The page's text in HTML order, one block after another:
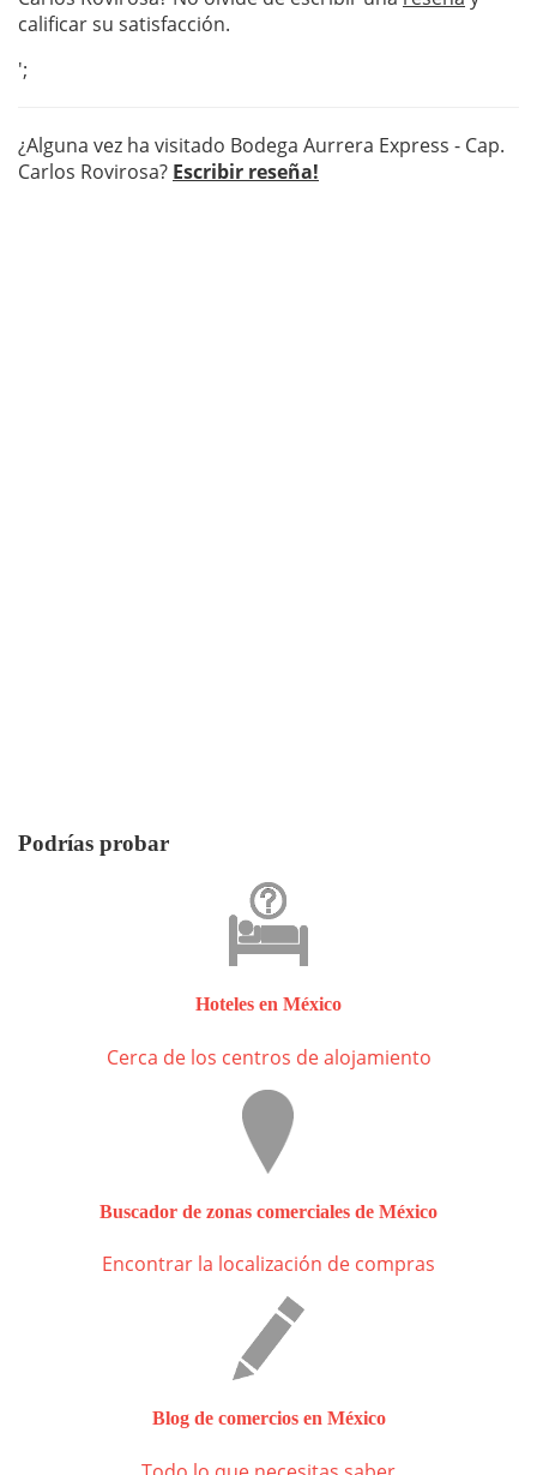
calificar su satisfacción.
';
¿Alguna vez ha visitado Bodega Aurrera Express - Cap.
Carlos Rovirosa? Escribir reseña!
Podrías probar
Hoteles en México
Cerca de los centros de alojamiento
Buscador de zonas comerciales de México
Encontrar la localización de compras
Blog de comercios en México